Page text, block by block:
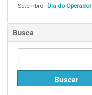
Setembro - Dia do
Busca